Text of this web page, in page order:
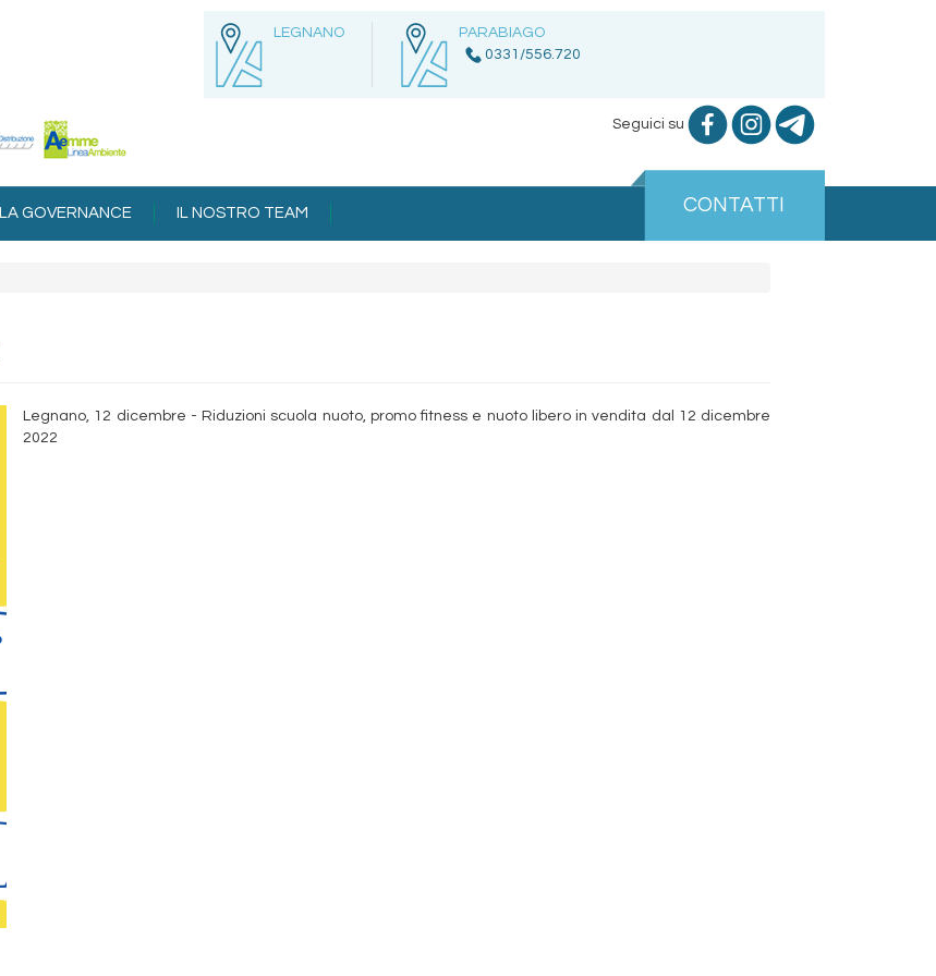
LEGNANO
PARABIAGO
0331/556.720
Seguici su
LA GOVERNANCE IL NOSTRO TEAM CONTATTI
Legnano, 12 dicembre - Riduzioni scuola nuoto, promo fitness e nuoto libero in vendita dal 12 dicembre
2022